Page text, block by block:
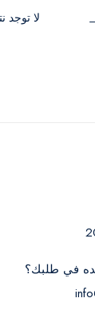
لا توجد
في طلبك؟